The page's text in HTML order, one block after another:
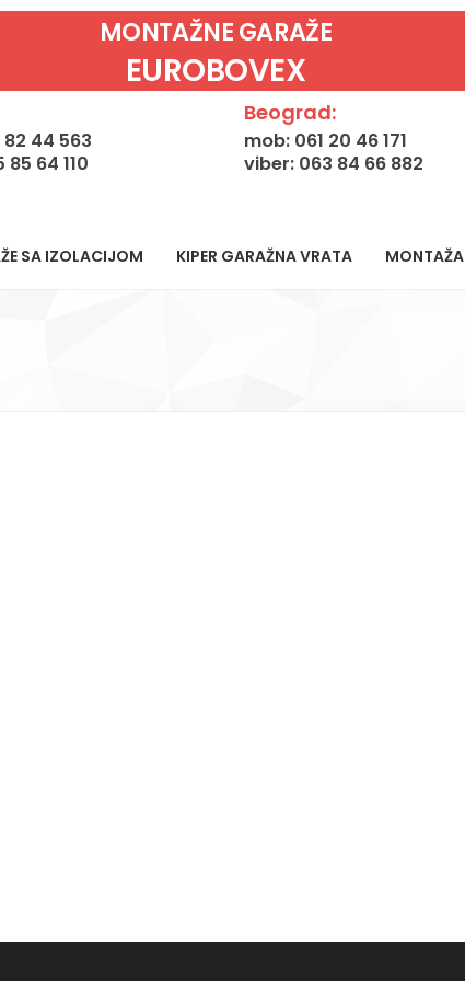
MONTAŽNE GARAŽE
EUROBOVEX
44 563
64 110
Beograd:
mob: 061 20 46 171
viber: 063 84 66 882
SA IZOLACIJOM KIPER GARAŽNA VRATA MONTAŽA